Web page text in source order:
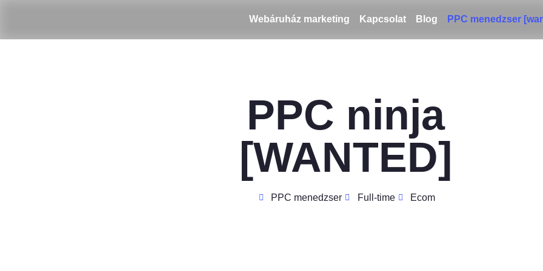
Webáruház marketing Kapcsolat Blog PPC menedzser
PPC ninja
[WANTED]
PPC menedzser Full-time Ecom